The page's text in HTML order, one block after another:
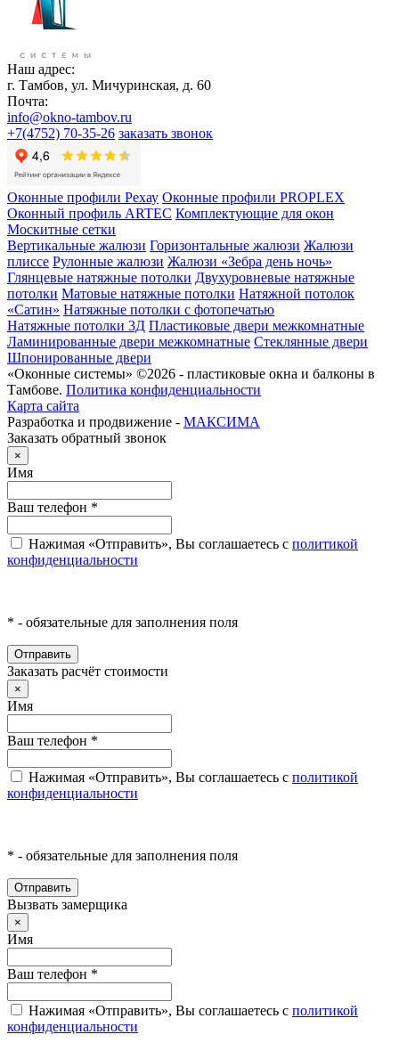
Наш адрес:
г. Тамбов, ул. Мичуринская, д. 60
Почта:
info@okno-tambov.ru
+7(4752) 70-35-26 заказать звонок
Оконные профили Рехау Оконные профили PROPLEX
Оконный профиль ARTEC Комплектующие для окон
Москитные сетки
Вертикальные жалюзи Горизонтальные жалюзи Жалюзи
плиссе Рулонные жалюзи Жалюзи «Зебра день ночь»
Глянцевые натяжные потолки Двухуровневые натяжные
потолки Матовые натяжные потолки Натяжной потолок
«Сатин» Натяжные потолки с фотопечатью
Натяжные потолки 3Д Пластиковые двери межкомнатные
Ламинированные двери межкомнатные Стеклянные двери
Шпонированные двери
«Оконные системы» ©2026 - пластиковые окна и балконы в
Тамбове. Политика конфиденциальности
Карта сайта
Разработка и продвижение - МАКСИМА
Заказать обратный звонок
×
Имя
Ваш телефон *
Нажимая «Отправить», Вы соглашаетесь с политикой
конфиденциальности
* - обязательные для заполнения поля
Отправить
Заказать расчёт стоимости
×
Имя
Ваш телефон *
Нажимая «Отправить», Вы соглашаетесь с политикой
конфиденциальности
* - обязательные для заполнения поля
Отправить
Вызвать замерщика
×
Имя
Ваш телефон *
Нажимая «Отправить», Вы соглашаетесь с политикой
конфиденциальности